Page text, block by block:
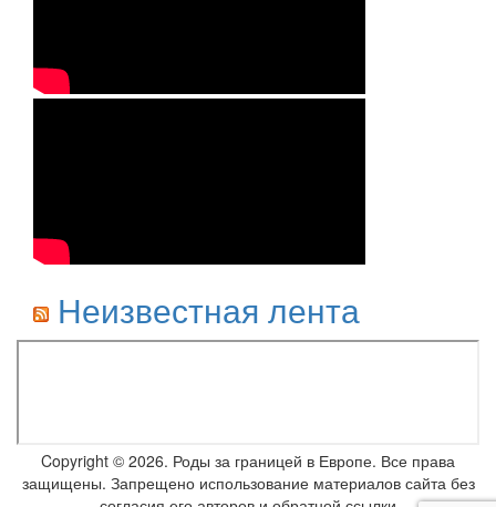
Неизвестная лента
Copyright © 2026. Роды за границей в Европе. Все права
защищены. Запрещено использование материалов сайта без